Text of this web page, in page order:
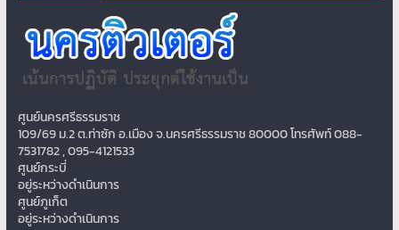
ศูนย์นครศรีธรรมราช
109/69 ม.2 ต.ท่าซัก อ.เมือง จ.นครศรีธรรมราช 80000 โทรศัพท์ 088-
7531782 , 095-4121533
ศูนย์กระบี่
อยู่ระหว่างดำเนินการ
ศูนย์ภูเก็ต
อยู่ระหว่างดำเนินการ